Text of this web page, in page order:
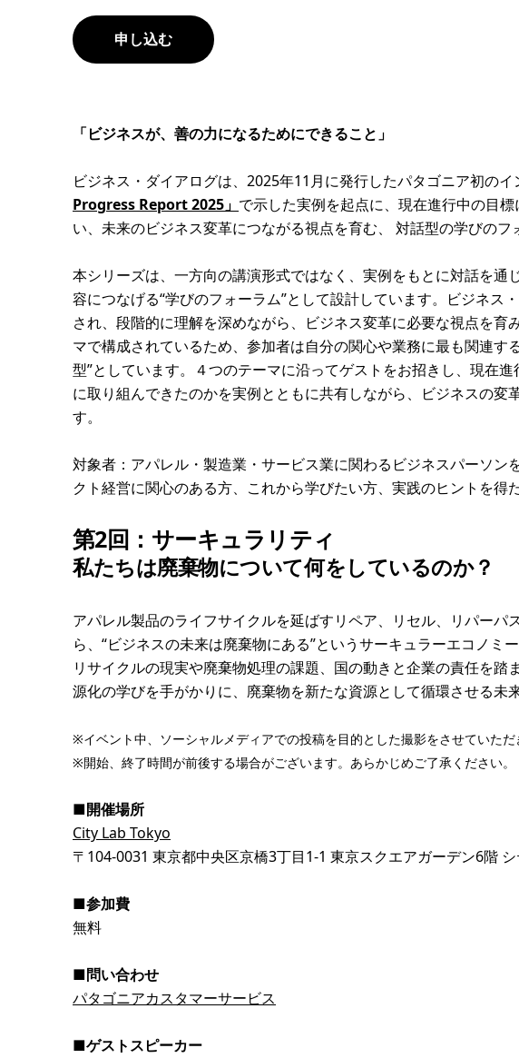
申し込む
「ビジネスが、善の力になるためにできること」
ビジネス・ダイアログは、2025年11月に発行したパタゴニア初のイ
Progress Report 2025」 で示した実例を起点に、現在進行中の目
い、未来のビジネス変革につながる視点を育む、 対話型の学びのフ
本シリーズは、一方向の講演形式ではなく、実例をもとに対話を通
容につなげる“学びのフォーラム”として設計しています。ビジネス
され、段階的に理解を深めながら、ビジネス変革に必要な視点を育
マで構成されているため、参加者は自分の関心や業務に最も関連す
型”としています。４つのテーマに沿ってゲストをお招きし、現在
に取り組んできたのかを実例とともに共有しながら、ビジネスの変
す。
対象者：アパレル・製造業・サービス業に関わるビジネスパーソン
クト経営に関心のある方、これから学びたい方、実践のヒントを得
第2回：サーキュラリティ
私たちは廃棄物について何をしているのか？
アパレル製品のライフサイクルを延ばすリペア、リセル、リパーパ
ら、“ビジネスの未来は廃棄物にある”というサーキュラーエコノミ
リサイクルの現実や廃棄物処理の課題、国の動きと企業の責任を踏
源化の学びを手がかりに、廃棄物を新たな資源として循環させる未
※イベント中、ソーシャルメディアでの投稿を目的とした撮影をさせていただ
※開始、終了時間が前後する場合がございます。あらかじめご了承ください。
■開催場所
City Lab Tokyo
〒104-0031 東京都中央区京橋3丁目1-1 東京スクエアガーデン6階
■参加費
無料
■問い合わせ
パタゴニアカスタマーサービス
■ゲストスピーカー